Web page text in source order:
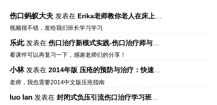
伤口蚂蚁大夫 发表在 Erika老师教你老人在床上如何左右翻身
视频很不错，发给我们班长学习学习
乐此发表在 伤口治疗新模式实践-伤口治疗师与伤口专科
看课件可以再复习一下，感谢老师们的分享！
小林发表在 2014年版 压疮的预防与治疗：快速参考指南 – 中文版、英文版、芬兰语版、葡萄牙语版
老师，我也需要2014中文版压疮指南
luo lan 发表在 封闭式负压引流伤口治疗学习班课件资料免费下载